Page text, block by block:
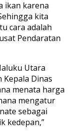
ikan karena
kita
cara adalah
Pendaratan
Utara
Dinas
menata harga
mengatur
sebagai
kedepan,”